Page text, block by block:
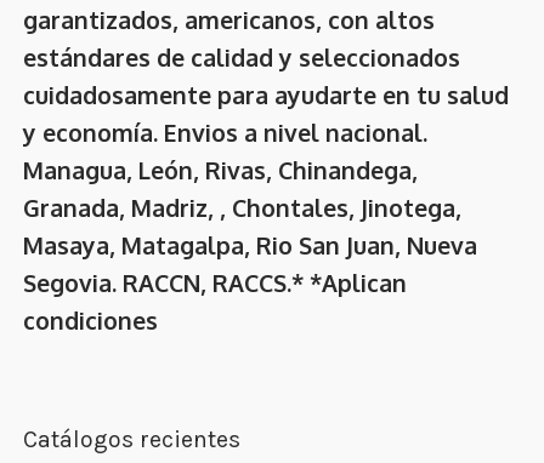
garantizados, americanos, con altos
estándares de calidad y seleccionados
cuidadosamente para ayudarte en tu salud
y economía. Envios a nivel nacional.
Managua, León, Rivas, Chinandega,
Granada, Madriz, , Chontales, Jinotega,
Masaya, Matagalpa, Rio San Juan, Nueva
Segovia. RACCN, RACCS.* *Aplican
condiciones
Catálogos recientes